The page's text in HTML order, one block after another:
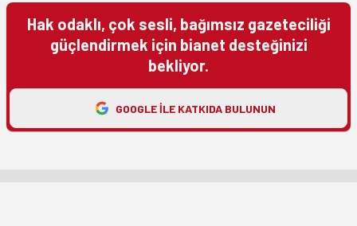
Hak odaklı, çok sesli, bağımsız gazeteciliği
güçlendirmek için bianet desteğinizi
bekliyor.
GOOGLE ILE KATKIDA BULUNUN